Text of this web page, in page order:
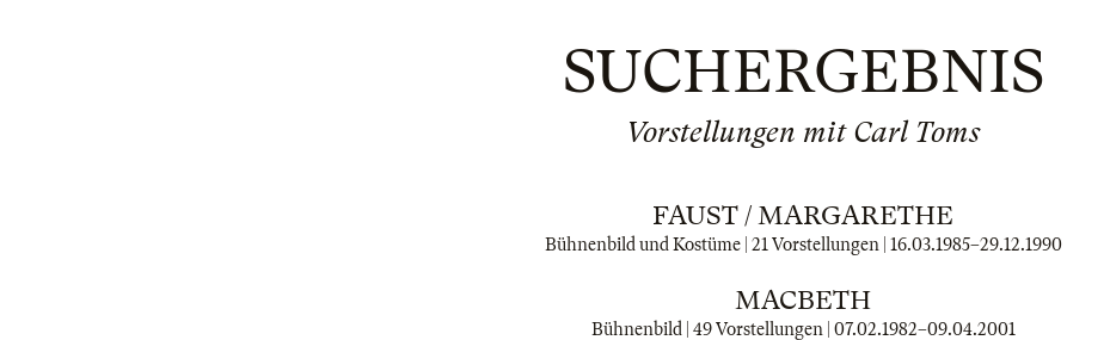
SUCHERGEBNIS
Vorstellungen mit Carl Toms
FAUST / MARGARETHE
Bühnenbild und Kostüme | 21 Vorstellungen | 16.03.1985–29.12.1990
MACBETH
Bühnenbild | 49 Vorstellungen | 07.02.1982–09.04.2001